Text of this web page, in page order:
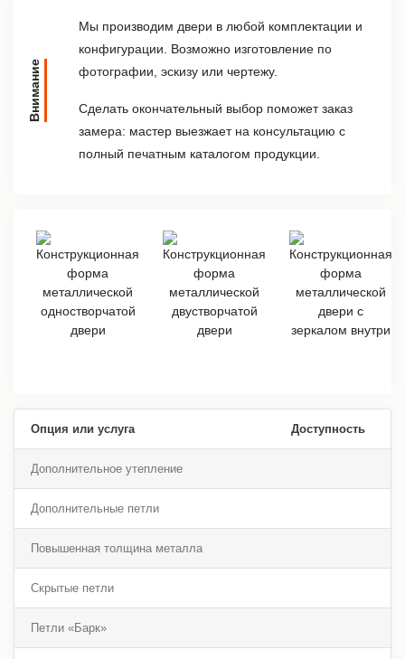
Внимание
Мы производим двери в любой комплектации и
конфигурации. Возможно изготовление по
фотографии, эскизу или чертежу.
Сделать окончательный выбор поможет заказ
замера: мастер выезжает на консультацию с
полный печатным каталогом продукции.
Опция или услуга Доступность
Дополнительное утепление
Дополнительные петли
Повышенная толщина металла
Скрытые петли
Петли «Барк»